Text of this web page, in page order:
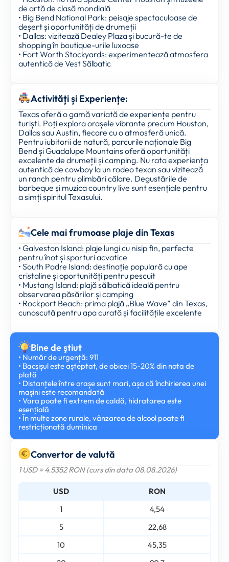
de artă de clasă mondială
• Big Bend National Park: peisaje spectaculoase de
deșert și oportunități de drumeții
• Dallas: vizitează Dealey Plaza și bucură-te de
shopping în boutique-urile luxoase
• Fort Worth Stockyards: experimentează atmosfera
autentică de Vest Sălbatic
Activități și Experiențe:
Texas oferă o gamă variată de experiențe pentru
turiști. Poți explora orașele vibrante precum Houston,
Dallas sau Austin, fiecare cu o atmosferă unică.
Pentru iubitorii de natură, parcurile naționale Big
Bend și Guadalupe Mountains oferă oportunități
excelente de drumeții și camping. Nu rata experiența
autentică de cowboy la un rodeo texan sau vizitează
un ranch pentru plimbări călare. Degustările de
barbeque și muzica country live sunt esențiale pentru
a simți spiritul Texasului.
Cele mai frumoase plaje din Texas
• Galveston Island: plaje lungi cu nisip fin, perfecte
pentru înot și sporturi acvatice
• South Padre Island: destinație populară cu ape
cristaline și oportunități pentru pescuit
• Mustang Island: plajă sălbatică ideală pentru
observarea păsărilor și camping
• Rockport Beach: prima plajă „Blue Wave” din Texas,
cunoscută pentru apa curată și facilitățile excelente
Bine de ştiut
• Număr de urgență: 911
• Bacșișul este așteptat, de obicei 15-20% din nota de
plată
• Distanțele între orașe sunt mari, așa că închirierea unei
mașini este recomandată
• Vara poate fi extrem de caldă, hidratarea este
esențială
• În multe zone rurale, vânzarea de alcool poate fi
restricționată duminica
Convertor de valută
1 USD = 4.5352 RON (curs din data 08.08.2026)
USD
RON
1
4,54
5
22,68
10
45,35